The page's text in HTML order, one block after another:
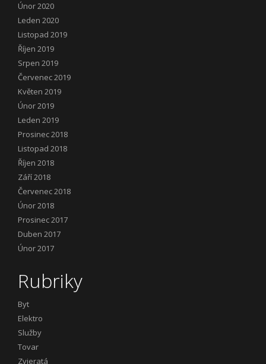
Únor 2020
Leden 2020
Listopad 2019
Říjen 2019
Srpen 2019
Červenec 2019
Květen 2019
Únor 2019
Leden 2019
Prosinec 2018
Listopad 2018
Říjen 2018
Září 2018
Červenec 2018
Únor 2018
Prosinec 2017
Duben 2017
Únor 2017
Rubriky
Byt
Elektro
Služby
Tovar
Zvieratá